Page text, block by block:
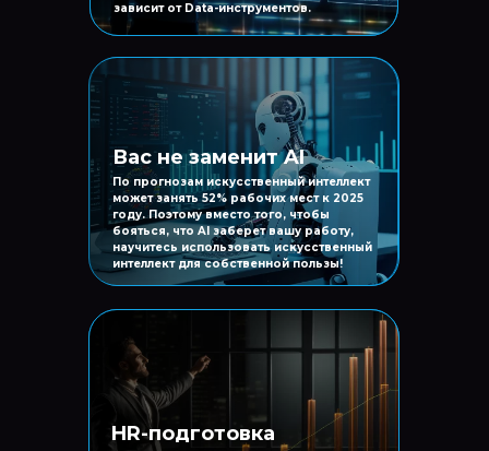
зависит от Data-инструментов.
По прогнозам искусственный интеллект
может занять 52% рабочих мест к 2025
году. Поэтому вместо того, чтобы
бояться, что AI заберет вашу работу,
научитесь использовать искусственный
интеллект для собственной пользы!
Вас не заменит AI
HR-подготовка